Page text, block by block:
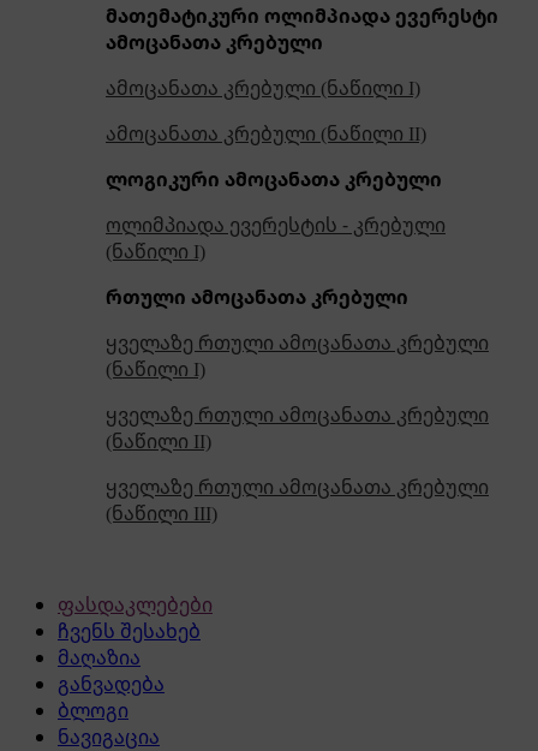
მათემატიკური ოლიმპიადა ევერესტი
ამოცანათა კრებული
ამოცანათა კრებული (ნაწილი I)
ამოცანათა კრებული (ნაწილი II)
ლოგიკური ამოცანათა კრებული
ოლიმპიადა ევერესტის - კრებული
(ნაწილი I)
რთული ამოცანათა კრებული
ყველაზე რთული ამოცანათა კრებული
(ნაწილი I)
ყველაზე რთული ამოცანათა კრებული
(ნაწილი II)
ყველაზე რთული ამოცანათა კრებული
(ნაწილი III)
ფასდაკლებები
ჩვენს შესახებ
მაღაზია
განვადება
ბლოგი
ნავიგაცია